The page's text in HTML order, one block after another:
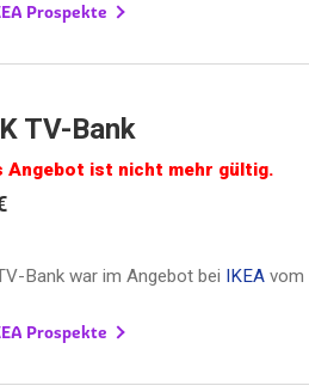
Prospekte
TV-Bank
Angebot ist nicht mehr gültig.
Bank war im Angebot bei IKEAvom
Prospekte